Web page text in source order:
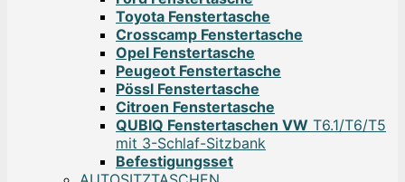
Toyota Fenstertasche
Crosscamp Fenstertasche
Opel Fenstertasche
Peugeot Fenstertasche
Pössl Fenstertasche
Citroen Fenstertasche
QUBIQ Fenstertaschen VW T6.1/T6/T5
mit 3-Schlaf-Sitzbank
Befestigungsset